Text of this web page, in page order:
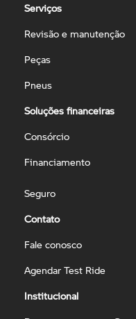
Serviços
Revisão e manutenção
Peças
Pneus
Soluções financeiras
Consórcio
Financiamento
Seguro
Contato
Fale conosco
Agendar Test Ride
Institucional